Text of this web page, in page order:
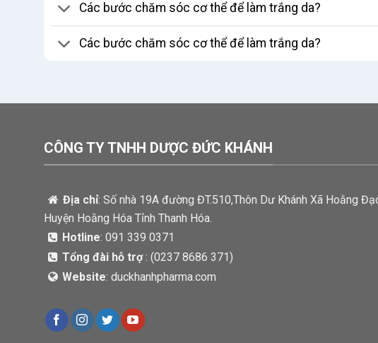
Các bước chăm sóc cơ thể để làm trắng da?
Các bước chăm sóc cơ thể để làm trắng da?
CÔNG TY TNHH DƯỢC ĐỨC KHÁNH
Địa chỉ: Số nhà 19A đường ĐT.510,Thôn Dư Khánh Xã Hoằng
Huyện Hoằng Hóa Tỉnh Thanh Hóa.
Hotline: 091 339 0371
Tổng đài hỗ trợ: (0237 8686 371)
Website: duckhanhpharma.com